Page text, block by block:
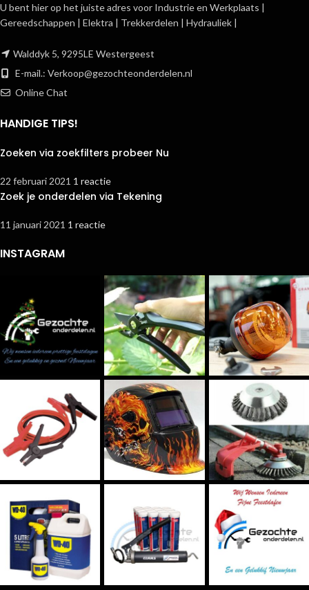
U bent hier op het juiste adres voor Industrie en Werkplaats |
Gereedschappen | Elektra | Trekkerdelen | Hydrauliek |
Walddyk 5, 9295LE Westergeest
E-mail.: Verkoop@gezochteonderdelen.nl
Online Chat
HANDIGE TIPS!
Zoeken via zoekfilters probeer Nu
22 februari 2021 1 reactie
Zoek je onderdelen via Tekening
11 januari 2021 1 reactie
INSTAGRAM